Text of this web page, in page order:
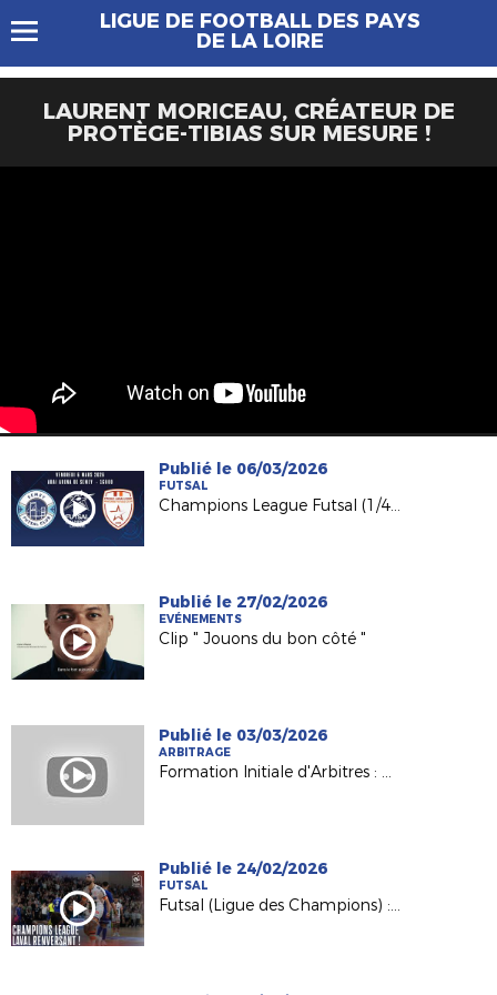
LIGUE DE FOOTBALL DES PAYS
DE LA LOIRE
LAURENT MORICEAU, CRÉATEUR DE
PROTÈGE-TIBIAS SUR MESURE !
Publié le 06/03/2026
FUTSAL
Champions League Futsal (1/4) : Semey FC - Etoile Lavalloise en direct !
Publié le 27/02/2026
EVÉNEMENTS
Clip " Jouons du bon côté "
Publié le 03/03/2026
ARBITRAGE
Formation Initiale d'Arbitres : Nathalie, formatrice et référente du Pôle féminin
Publié le 24/02/2026
FUTSAL
Futsal (Ligue des Champions) : la remontada de l'Etoile Lavalloise (5-4) !